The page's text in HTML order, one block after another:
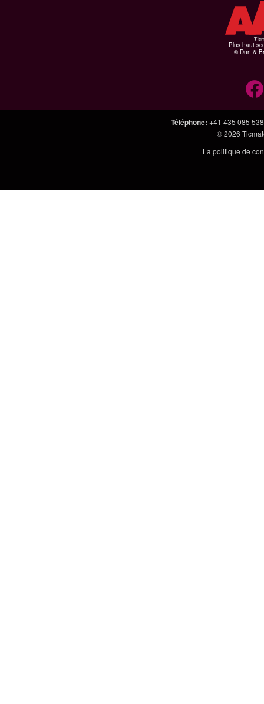
Plus haut
© Dun &
Téléphone: +41 435 085 538
© 2026
La politique de